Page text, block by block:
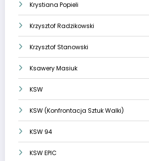
Krystiana Popieli
Krzysztof Radzikowski
Krzysztof Stanowski
Ksawery Masiuk
KSW
KSW (Konfrontacja Sztuk Walki)
KSW 94
KSW EPIC